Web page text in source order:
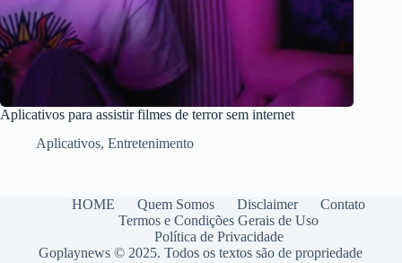
Aplicativos para assistir filmes de terror sem internet
Aplicativos, Entretenimento
HOME Quem Somos Disclaimer
Contato
Termos e Condições Gerais de Uso
Política de Privacidade
Goplaynews © 2025. Todos os textos são de propriedade